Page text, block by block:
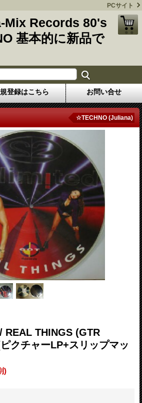
PCサイト
Mix Records 80's
基本的に新品で
登録はこちら お問い合せ
☆TECHNO (Juliana)
REAL THINGS (GTR
クチャーLP+スリップマッ
)